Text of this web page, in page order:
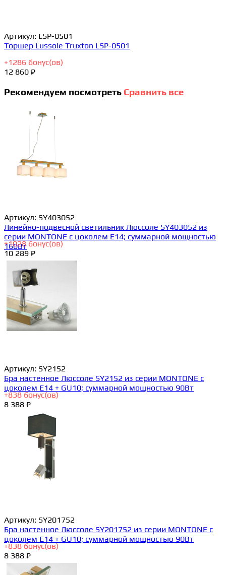
Артикул: LSP-0501
Торшер Lussole Truxton LSP-0501
+1286 бонус(ов)
12 860 ₽
Рекомендуем посмотреть Сравнить все
Артикул: SY403052
Линейно-подвесной светильник Люссоле SY403052 из
серии MONTONE с цоколем E14; суммарной мощностью
160Вт
+1028 бонус(ов)
10 289 ₽
Артикул: SY2152
Бра настенное Люссоле SY2152 из серии MONTONE с
цоколем E14 + GU10; суммарной мощностью 90Вт
+838 бонус(ов)
8 388 ₽
Артикул: SY201752
Бра настенное Люссоле SY201752 из серии MONTONE с
цоколем E14 + GU10; суммарной мощностью 90Вт
+838 бонус(ов)
8 388 ₽